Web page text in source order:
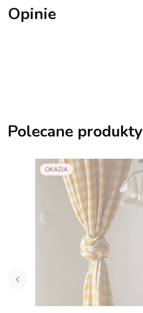
Opinie
Polecane produkty
OKAZJA